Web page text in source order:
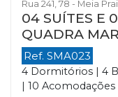
Rua 241, 78 - Meia
04 SUÍTES E
QUADRA MAR
Ref. SMA023
4 Dormitórios | 4
| 10 Acomodações